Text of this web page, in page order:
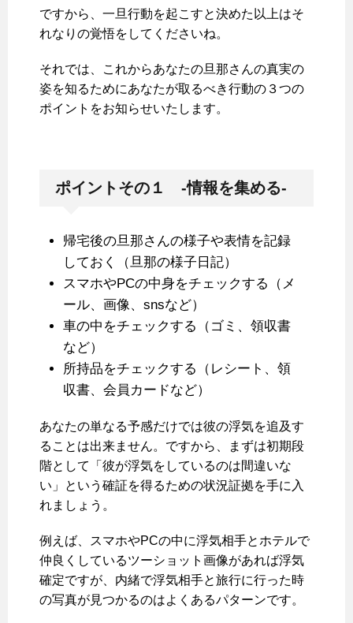
ですから、一旦行動を起こすと決めた以上はそ
れなりの覚悟をしてくださいね。
それでは、これからあなたの旦那さんの真実の
姿を知るためにあなたが取るべき行動の３つの
ポイントをお知らせいたします。
ポイントその１ -情報を集める-
帰宅後の旦那さんの様子や表情を記録
しておく（旦那の様子日記）
スマホやPCの中身をチェックする（メ
ール、画像、snsなど）
車の中をチェックする（ゴミ、領収書
など）
所持品をチェックする（レシート、領
収書、会員カードなど）
あなたの単なる予感だけでは彼の浮気を追及す
ることは出来ません。ですから、まずは初期段
階として「彼が浮気をしているのは間違いな
い」という確証を得るための状況証拠を手に入
れましょう。
例えば、スマホやPCの中に浮気相手とホテルで
仲良くしているツーショット画像があれば浮気
確定ですが、内緒で浮気相手と旅行に行った時
の写真が見つかるのはよくあるパターンです。